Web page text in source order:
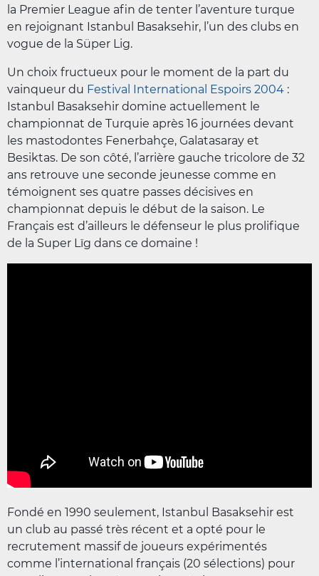
la Premier League afin de tenter l’aventure turque
en rejoignant Istanbul Basaksehir, l’un des clubs en
vogue de la Süper Lig.
Un choix fructueux pour le moment de la part du
vainqueur du Festival International Espoirs 2004 :
Istanbul Basaksehir domine actuellement le
championnat de Turquie après 16 journées devant
les mastodontes Fenerbahçe, Galatasaray et
Besiktas. De son côté, l’arrière gauche tricolore de 32
ans retrouve une seconde jeunesse comme en
témoignent ses quatre passes décisives en
championnat depuis le début de la saison. Le
Français est d’ailleurs le défenseur le plus prolifique
de la Super Lïg dans ce domaine !
Fondé en 1990 seulement, Istanbul Basaksehir est
un club au passé très récent et a opté pour le
recrutement massif de joueurs expérimentés
comme l’international français (20 sélections) pour